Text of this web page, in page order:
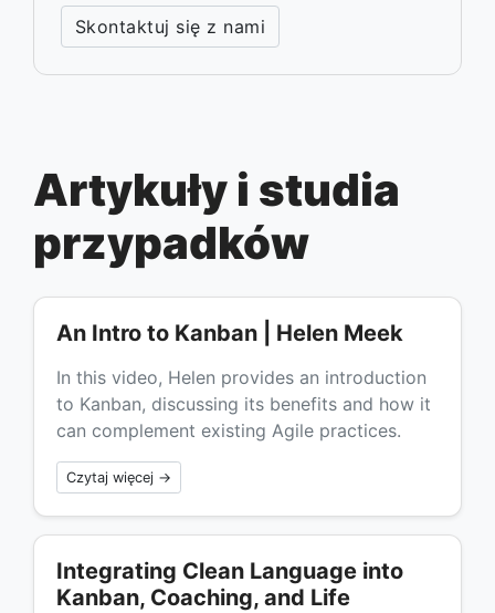
Skontaktuj się z nami
Artykuły i studia
przypadków
An Intro to Kanban | Helen Meek
In this video, Helen provides an introduction
to Kanban, discussing its benefits and how it
can complement existing Agile practices.
Czytaj więcej →
Integrating Clean Language into
Kanban, Coaching, and Life